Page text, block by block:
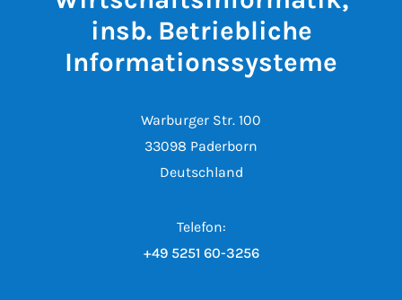
insb. Betriebliche
Informationssysteme
Warburger Str. 100
33098 Paderborn
Deutschland
Telefon:
+49 5251 60-3256